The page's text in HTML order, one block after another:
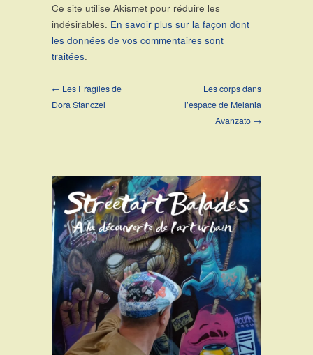
Ce site utilise Akismet pour réduire les
indésirables. En savoir plus sur la façon dont
les données de vos commentaires sont
traitées.
← Les Fragiles de
Dora Stanczel
Les corps dans
l’espace de Melania
Avanzato →